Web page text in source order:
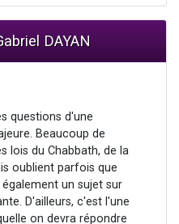
DAYAN
questions d'une
Beaucoup de
lois du Chabbath, de la
oublient parfois que
un sujet sur
D'ailleurs, c'est l'une
on devra répondre